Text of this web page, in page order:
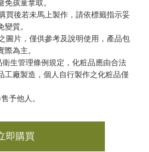
免孩童拿取。
買後若未馬上製作，請依標籤指示妥
變質。
圖片，僅供參考及說明使用，產品包
際為主。
衛生管理條例規定，化粧品應由合法
工廠製造，個人自行製作之化粧品僅
予他人。
即購買